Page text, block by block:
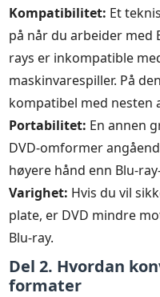
Kompatibilitet: Et
på når du arbeider med
rays er inkompatible
maskinvarespiller. På
kompatibel med nesten
Portabilitet: En annen
DVD-omformer
høyere hånd enn Blu-
Varighet: Hvis du vil
plate, er DVD mindre
Blu-ray.
Del 2. Hvordan
formater